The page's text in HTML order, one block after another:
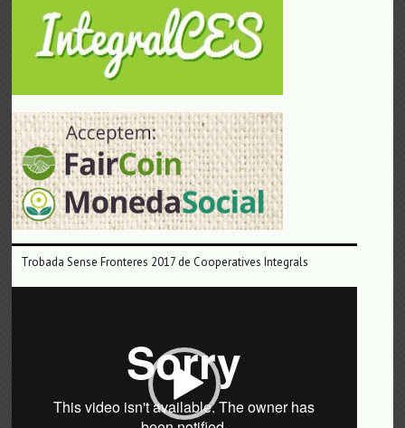
Trobada Sense Fronteres 2017 de Cooperatives Integrals